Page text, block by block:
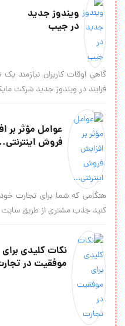
ویندوز جدید
در جیب
گاهی اوقات کاربران نیازمند
فرایند در ویندوز جدید شرکت
عوامل مؤثر بر
فروش
هنگامی که شما برای تجارت
کنید جذب مشتری از طریق
نکات کلیدی برای
موفقیت در